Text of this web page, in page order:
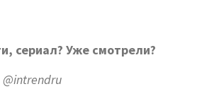
сериал? Уже смотрели?